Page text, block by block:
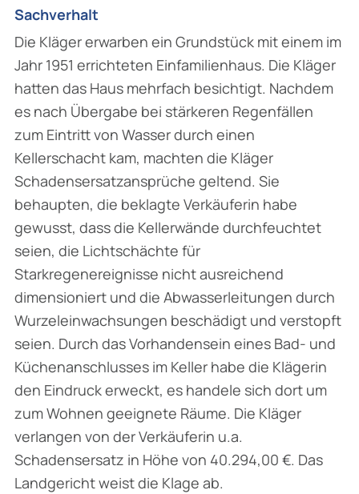
Sachverhalt
Die Kläger erwarben ein Grundstück mit einem im
Jahr 1951 errichteten Einfamilienhaus. Die Kläger
hatten das Haus mehrfach besichtigt. Nachdem
es nach Übergabe bei stärkeren Regenfällen
zum Eintritt von Wasser durch einen
Kellerschacht kam, machten die Kläger
Schadensersatzansprüche geltend. Sie
behaupten, die beklagte Verkäuferin habe
gewusst, dass die Kellerwände durchfeuchtet
seien, die Lichtschächte für
Starkregenereignisse nicht ausreichend
dimensioniert und die Abwasserleitungen durch
Wurzeleinwachsungen beschädigt und verstopft
seien. Durch das Vorhandensein eines Bad- und
Küchenanschlusses im Keller habe die Klägerin
den Eindruck erweckt, es handele sich dort um
zum Wohnen geeignete Räume. Die Kläger
verlangen von der Verkäuferin u.a.
Schadensersatz in Höhe von 40.294,00 €. Das
Landgericht weist die Klage ab.